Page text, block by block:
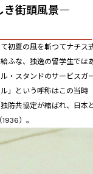
き街頭風景―
初夏の風を斬つてナチス
ふな、独逸の留学生では
・スタンドのサービスガ
という呼称はこの当時
防共協定が結ばれ、日本
）。